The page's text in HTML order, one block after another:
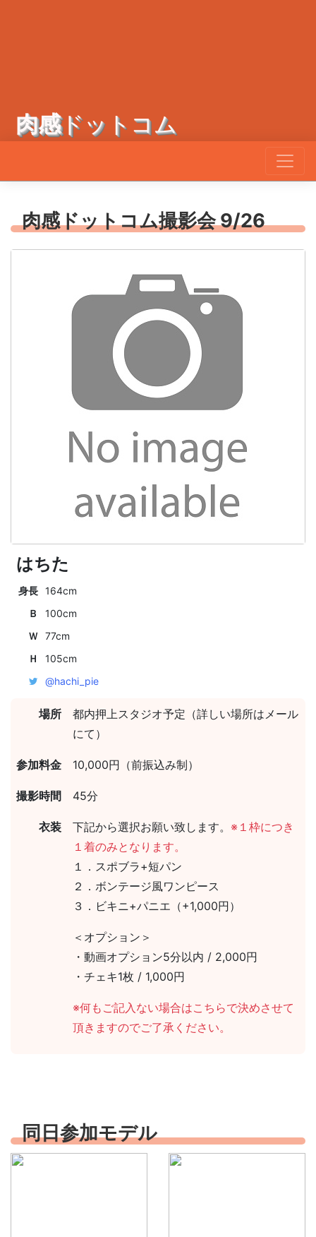
肉感ドットコム
肉感ドットコム撮影会 9/26
はちた
身長 164cm
Ｂ
100cm
Ｗ
77cm
Ｈ
105cm
@hachi_pie
場所
都内押上スタジオ予定（詳しい場所はメール
にて）
参加料金 10,000円（前振込み制）
撮影時間 45分
衣装 下記から選択お願い致します。 ※１枠につき
１着のみとなります。
１．スポブラ+短パン
２．ボンテージ風ワンピース
３．ビキニ+パニエ（+1,000円）
＜オプション＞
・動画オプション5分以内 / 2,000円
・チェキ1枚 / 1,000円
※何もご記入ない場合はこちらで決めさせて
頂きますのでご了承ください。
同日参加モデル